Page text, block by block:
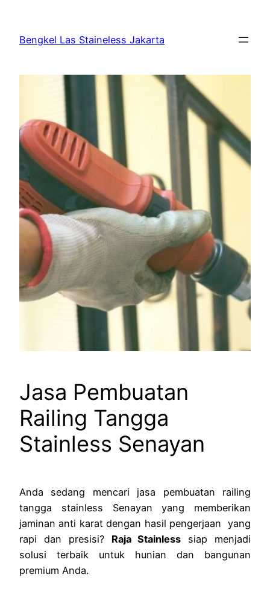
Bengkel Las Staineless Jakarta
Jasa Pembuatan
Railing Tangga
Stainless Senayan
Anda sedang mencari jasa pembuatan railing
tangga stainless Senayan yang memberikan
jaminan anti karat dengan hasil pengerjaan yang
rapi dan presisi? Raja Stainless siap menjadi
solusi terbaik untuk hunian dan bangunan
premium Anda.